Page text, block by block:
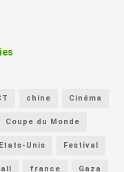
chine Cinéma
Coupe du Monde
Etats-Unis Festival
france Gaza